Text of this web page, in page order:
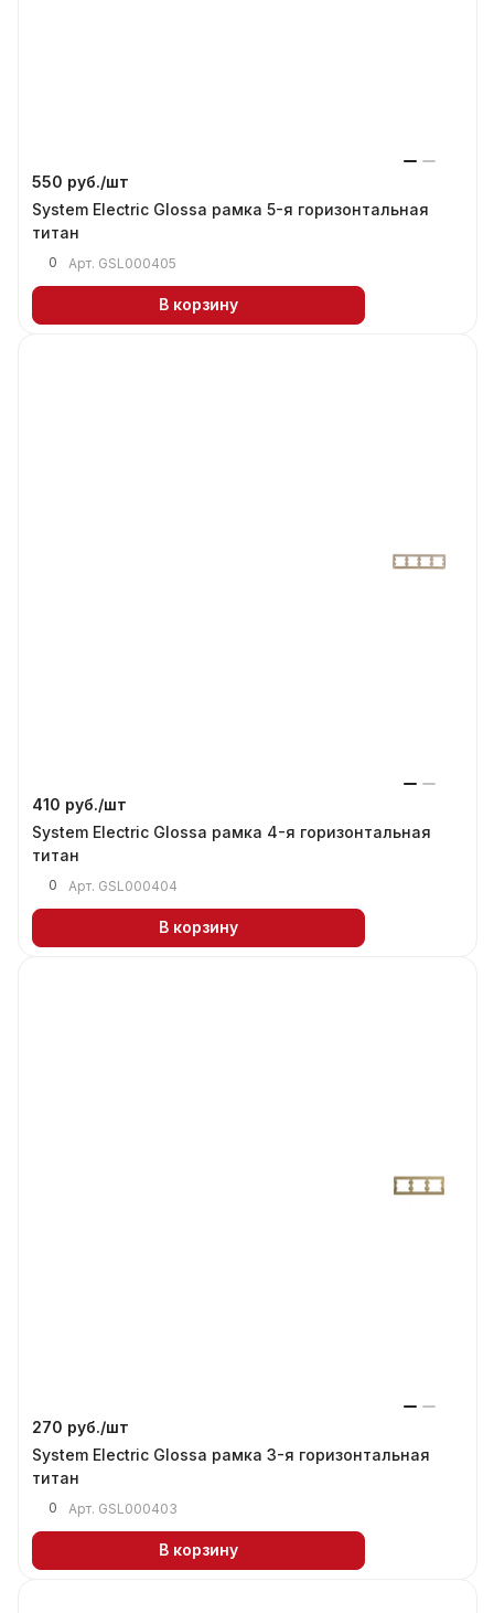
550 руб./шт
System Electric Glossa рамка 5-я горизонтальная
титан
0 Арт. GSL000405
В корзину
410 руб./шт
System Electric Glossa рамка 4-я горизонтальная
титан
0 Арт. GSL000404
В корзину
270 руб./шт
System Electric Glossa рамка 3-я горизонтальная
титан
0 Арт. GSL000403
В корзину